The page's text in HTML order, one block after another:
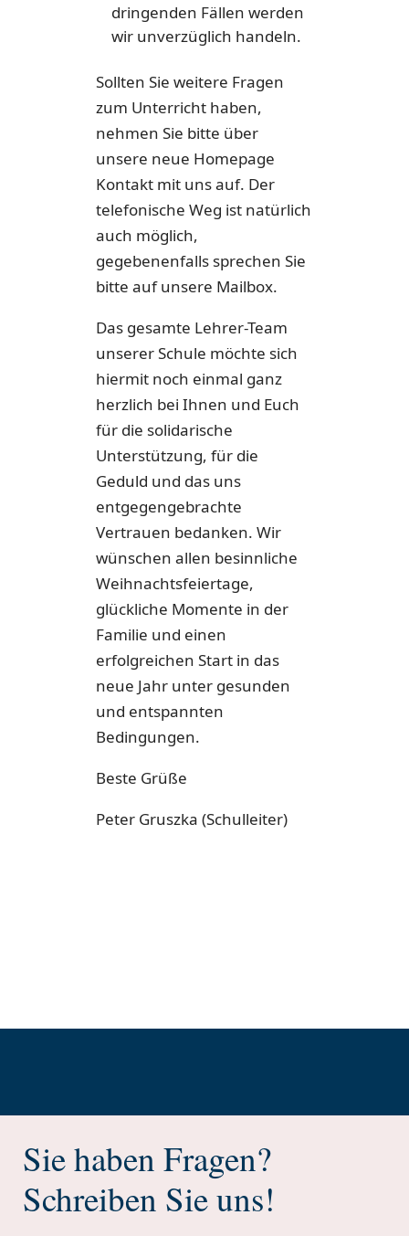
dringenden Fällen werden
wir unverzüglich handeln.
Sollten Sie weitere Fragen
zum Unterricht haben,
nehmen Sie bitte über
unsere neue Homepage
Kontakt mit uns auf. Der
telefonische Weg ist natürlich
auch möglich,
gegebenenfalls sprechen Sie
bitte auf unsere Mailbox.
Das gesamte Lehrer-Team
unserer Schule möchte sich
hiermit noch einmal ganz
herzlich bei Ihnen und Euch
für die solidarische
Unterstützung, für die
Geduld und das uns
entgegengebrachte
Vertrauen bedanken. Wir
wünschen allen besinnliche
Weihnachtsfeiertage,
glückliche Momente in der
Familie und einen
erfolgreichen Start in das
neue Jahr unter gesunden
und entspannten
Bedingungen.
Beste Grüße
Peter Gruszka (Schulleiter)
Sie haben Fragen?
Schreiben Sie uns!